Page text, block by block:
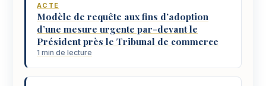
ACTE
Modèle de requête aux fins d’adoption
d’une mesure urgente par-devant le
Président près le Tribunal de commerce
1 min de lecture